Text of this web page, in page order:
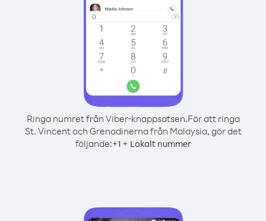
Ringa numret från Viber-knappsatsen.För att ringa
St. Vincent och Grenadinerna från Malaysia, gör det
följande:+1+ Lokalt nummer